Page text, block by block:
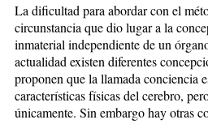
La dificultad para abordar con el
circunstancia que dio lugar a la
inmaterial independiente de un
actualidad existen diferentes
proponen que la llamada conciencia
características físicas del cerebro,
únicamente. Sin embargo hay otras